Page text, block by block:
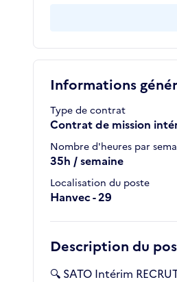
Informations
Type de contrat
Contrat de mission
Nombre d'heures par
35h / semaine
Localisation du poste
Hanvec - 29
Description du
🔍 SATO Intérim